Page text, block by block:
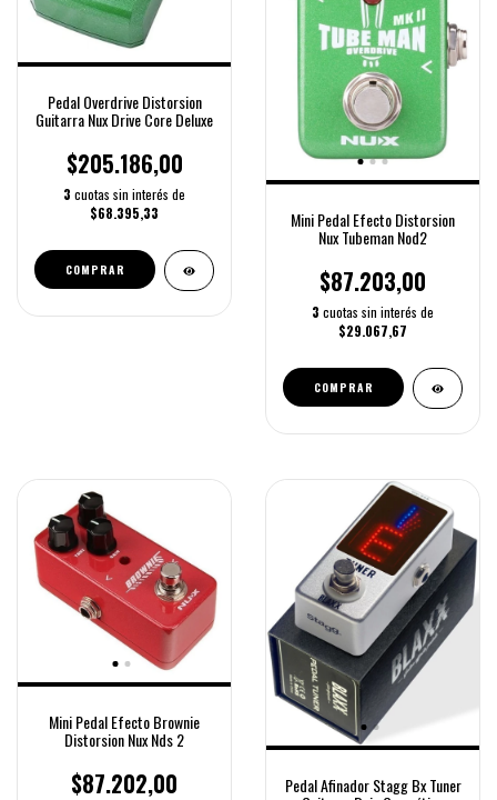
Pedal Overdrive Distorsion
Guitarra Nux Drive Core Deluxe
$205.186,00
3 cuotas sin interés de
$68.395,33
COMPRAR
Mini Pedal Efecto Distorsion
Nux Tubeman Nod2
$87.203,00
3 cuotas sin interés de
$29.067,67
COMPRAR
Mini Pedal Efecto Brownie
Distorsion Nux Nds 2
$87.202,00 Pedal Afinador Stagg Bx Tuner